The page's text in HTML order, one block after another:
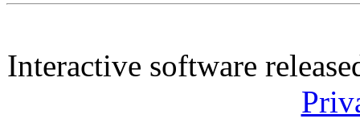
Interactive software